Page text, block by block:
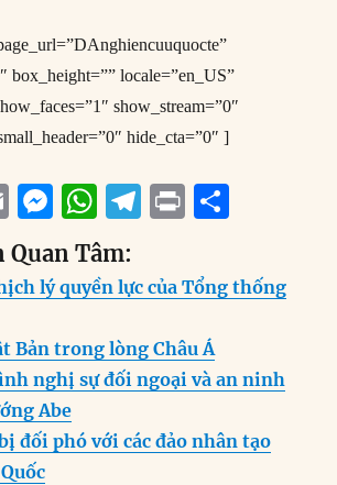
box_height=”” locale=”en_US”
show_stream=”0″
hide_cta=”0″ ]
E
m
ai
l
M
e
ss
e
n
g
er
W
h
at
s
A
p
T
e
g
r
a
P
n
t
a
re
Quan Tâm:
lý quyền lực của Tổng thống
Bản trong lòng Châu Á
nghị sự đối ngoại và an ninh
Abe
đối phó với các đảo nhân tạo